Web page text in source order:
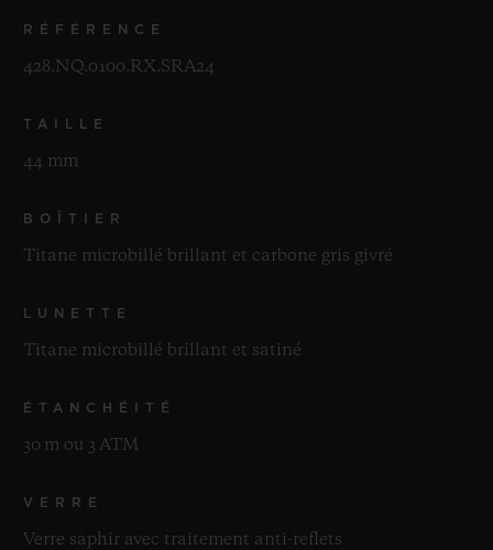
RÉFÉRENCE
428.NQ.0100.RX.SRA24
TAILLE
44 mm
BOÎTIER
Titane microbillé brillant et carbone gris givré
LUNETTE
Titane microbillé brillant et satiné
ÉTANCHÉITÉ
30 m ou 3 ATM
VERRE
Verre saphir avec traitement anti-reflets